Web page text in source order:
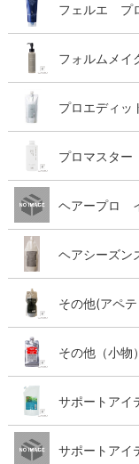
フェルエ プ
フォルムメイ
プロエディッ
プロマスタ
ヘアープロ
ヘアシーズン
その他(アペ
その他（小物）
サポートアイ
サポートアイ